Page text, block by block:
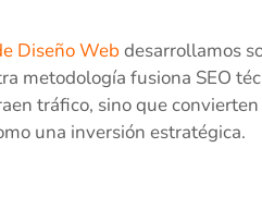
Diseño Web desarrollamos
metodología fusiona SEO
tráfico, sino que
una inversión estratégica.